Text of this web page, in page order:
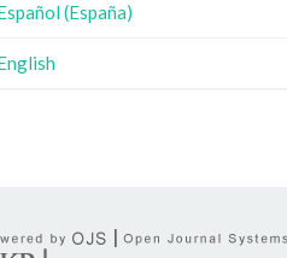
(España)